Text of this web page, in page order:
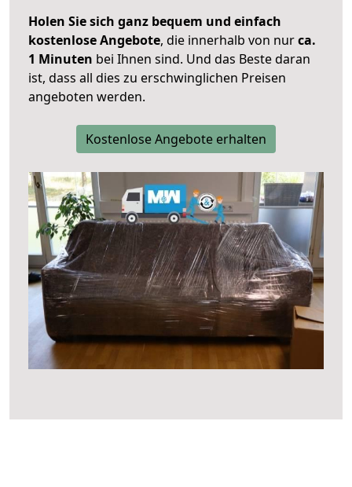
Holen Sie sich ganz bequem und einfach
kostenlose Angebote, die innerhalb von nurca.
1 Minuten bei Ihnen sind. Und das Beste daran
ist, dass all dies zu erschwinglichen Preisen
angeboten werden.
Kostenlose Angebote erhalten